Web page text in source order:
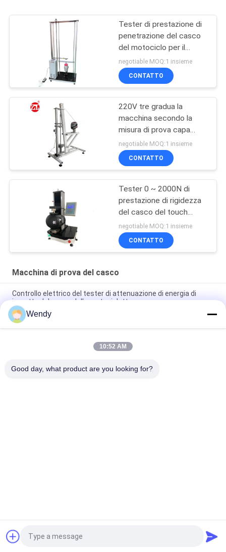
Tester di prestazione di
penetrazione del casco
del motociclo per il
casco pieno o mezzo
negotiable MOQ:1 insieme
CONTATTO
220V tre gradua la
macchina secondo la
misura di prova capa
della stabilità del
dispositivo della
riparazione del casco
negotiable MOQ:1 insieme
CONTATTO
Tester 0 ~ 2000N di
prestazione di rigidezza
del casco del touch
screen dello SpA
GB24429
negotiable MOQ:1 insieme
CONTATTO
Macchina di prova del casco
Controllo elettrico del tester di attenuazione di energia di
impatto del casco della motocicletta
Resistenza del casco del motociclo al tester di penetrazione
con NELLM2015 COME NZS 2063
Strumento di misura del campo visivo del casco del motociclo
Richiedi un preventivo
Wendy
10:52 AM
Good day, what product are you looking for?